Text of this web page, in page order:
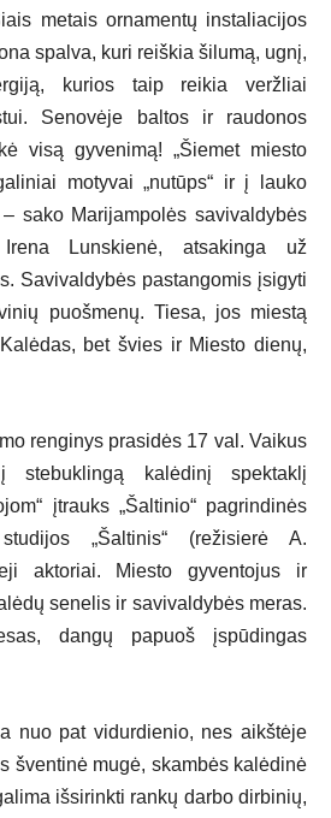
metais ornamentų instaliacijos
spalva, kuri reiškia šilumą, ugnį,
kurios taip reikia veržliai
Senovėje baltos ir raudonos
visą gyvenimą! „Šiemet miesto
motyvai „nutūps“ ir į lauko
– sako Marijampolės savivaldybės
Lunskienė, atsakinga už
Savivaldybės pastangomis įsigyti
puošmenų. Tiesa, jos miestą
bet švies ir Miesto dienų,
renginys prasidės 17 val. Vaikus
stebuklingą kalėdinį spektaklį
įtrauks „Šaltinio“ pagrindinės
„Šaltinis“ (režisierė A.
aktoriai. Miesto gyventojus ir
senelis ir savivaldybės meras.
dangų papuoš įspūdingas
nuo pat vidurdienio, nes aikštėje
šventinė mugė, skambės kalėdinė
išsirinkti rankų darbo dirbinių,